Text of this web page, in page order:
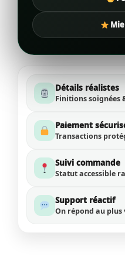
Détails réalistes
Finitions soignées
Paiement
Transactions
Suivi commande
Statut accessible
Support réactif
On répond au plus